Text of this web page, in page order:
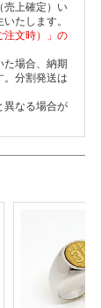
売上確定）い
たします。
注文時）」の
場合、納期
。分割発送は
異なる場合が